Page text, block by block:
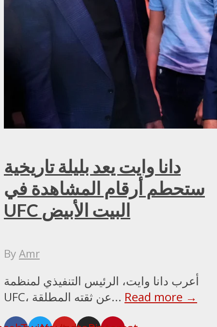
دانا وايت يعد بليلة تاريخية
ستحطم أرقام المشاهدة في
UFC البيت الأبيض
ByAmr
أعرب دانا وايت، الرئيس التنفيذي لمنظمة
UFC، عن ثقته المطلقة... Read more →